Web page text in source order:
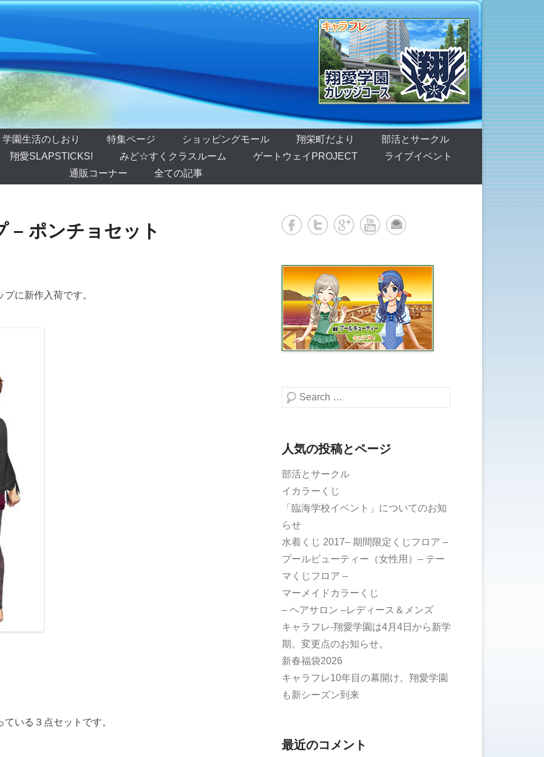
学園生活のしおり 特集ページ ショッピングモール 翔栄町だより
部活とサークル
翔愛SLAPSTICKS! みど☆すくクラスルーム ゲートウェイPROJECT
ライブイベント
通販コーナー
全ての記事
– ポンチョセット
に新作入荷です。
いる３点セットです。
検索する
人気の投稿とページ
部活とサークル
イカラーくじ
「臨海学校イベント」についてのお知
らせ
水着くじ 2017– 期間限定くじフロア –
プールビューティー（女性用）– テー
マくじフロア –
マーメイドカラーくじ
– ヘアサロン –レディース＆メンズ
キャラフレ-翔愛学園は4月4日から新学
期。変更点のお知らせ。
新春福袋2026
キャラフレ10年目の幕開け。翔愛学園
も新シーズン到来
最近のコメント